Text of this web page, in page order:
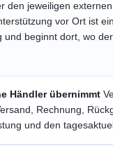
den jeweiligen
vor Ort ist
und beginnt dort, wo
Händler übernimmt
Rechnung,
und den